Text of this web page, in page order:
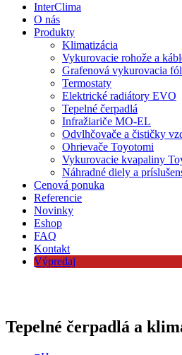
InterClima
O nás
Produkty
Klimatizácia
Vykurovacie rohože a
Grafenová vykurovacia
Termostaty
Elektrické radiátory EVO
Tepelné čerpadlá
Infražiariče MO-EL
Odvlhčovače a čističky
Ohrievače Toyotomi
Vykurovacie kvapaliny
Náhradné diely a
Cenová ponuka
Referencie
Novinky
Eshop
FAQ
Kontakt
Výpredaj
Tepelné čerpadlá a